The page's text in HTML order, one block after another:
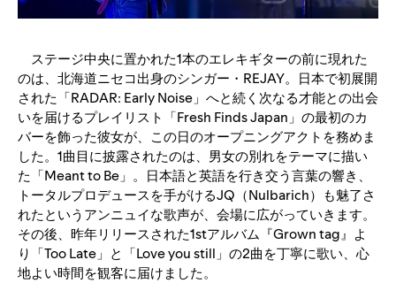
ステージ中央に置かれた1本のエレキギターの前に現れた
のは、北海道ニセコ出身のシンガー・REJAY。日本で初展開
された「RADAR: Early Noise」へと続く次なる才能との出会
いを届けるプレイリスト「Fresh Finds Japan」の最初のカ
バーを飾った彼女が、この日のオープニングアクトを務めま
した。1曲目に披露されたのは、男女の別れをテーマに描い
た「Meant to Be」。日本語と英語を行き交う言葉の響き、
トータルプロデュースを手がけるJQ（Nulbarich）も魅了さ
れたというアンニュイな歌声が、会場に広がっていきます。
その後、昨年リリースされた1stアルバム『Grown tag』よ
り「Too Late」と「Love you still」の2曲を丁寧に歌い、心
地よい時間を観客に届けました。